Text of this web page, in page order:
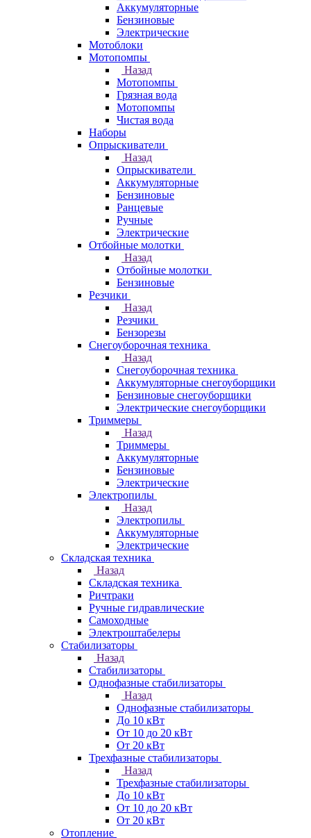
Аккумуляторные
Бензиновые
Электрические
Мотоблоки
Мотопомпы
Назад
Мотопомпы
Грязная вода
Мотопомпы
Чистая вода
Наборы
Опрыскиватели
Назад
Опрыскиватели
Аккумуляторные
Бензиновые
Ранцевые
Ручные
Электрические
Отбойные молотки
Назад
Отбойные молотки
Бензиновые
Резчики
Назад
Резчики
Бензорезы
Снегоуборочная техника
Назад
Снегоуборочная техника
Аккумуляторные снегоуборщики
Бензиновые снегоуборщики
Электрические снегоуборщики
Триммеры
Назад
Триммеры
Аккумуляторные
Бензиновые
Электрические
Электропилы
Назад
Электропилы
Аккумуляторные
Электрические
Складская техника
Назад
Складская техника
Ричтраки
Ручные гидравлические
Самоходные
Электроштабелеры
Стабилизаторы
Назад
Стабилизаторы
Однофазные стабилизаторы
Назад
Однофазные стабилизаторы
До 10 кВт
От 10 до 20 кВт
От 20 кВт
Трехфазные стабилизаторы
Назад
Трехфазные стабилизаторы
До 10 кВт
От 10 до 20 кВт
От 20 кВт
Отопление